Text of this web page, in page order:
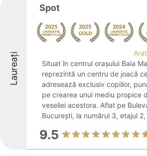
Laureați
Spot
Situat în centrul orașului Baia
reprezintă un centru de joacă
adresează exclusiv copiilor,
pe crearea unui mediu propice
veseliei acestora. Aflat pe
București, la numărul 3, etajul 2,
9.5